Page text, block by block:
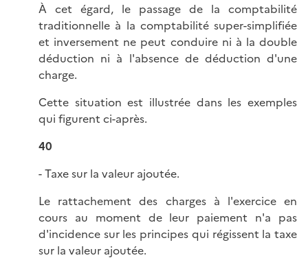
À cet égard, le passage de la comptabilité
traditionnelle à la comptabilité super-simplifiée
et inversement ne peut conduire ni à la double
déduction ni à l'absence de déduction d'une
charge.
Cette situation est illustrée dans les exemples
qui figurent ci-après.
40
- Taxe sur la valeur ajoutée.
Le rattachement des charges à l'exercice en
cours au moment de leur paiement n'a pas
d'incidence sur les principes qui régissent la taxe
sur la valeur ajoutée.